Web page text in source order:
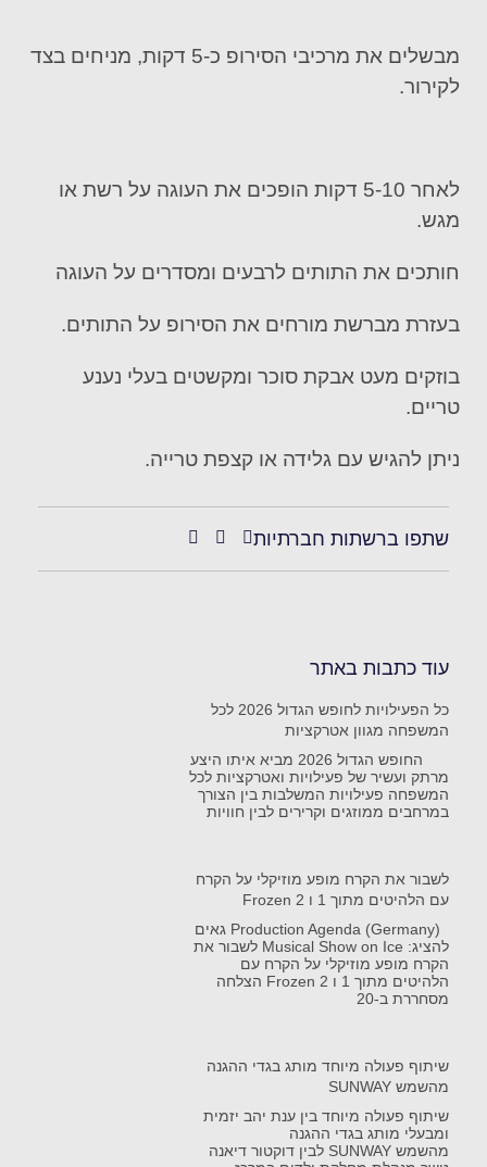
מבשלים את מרכיבי הסירופ כ-5 דקות, מניחים בצד
לקירור.
לאחר 5-10 דקות הופכים את העוגה על רשת או
מגש.
חותכים את התותים לרבעים ומסדרים על העוגה
בעזרת מברשת מורחים את הסירופ על התותים.
בוזקים מעט אבקת סוכר ומקשטים בעלי נענע
טריים.
ניתן להגיש עם גלידה או קצפת טרייה.
שתפו ברשתות חברתיות
עוד כתבות באתר
כל הפעילויות לחופש הגדול 2026 לכל
המשפחה מגוון אטרקציות
החופש הגדול 2026 מביא איתו היצע
מרתק ועשיר של פעילויות ואטרקציות לכל
המשפחה פעילויות המשלבות בין הצורך
במרחבים ממוזגים וקרירים לבין חוויות
לשבור את הקרח מופע מוזיקלי על הקרח
עם הלהיטים מתוך 1 ו Frozen 2
Production Agenda (Germany) גאים
להציג: Musical Show on Ice לשבור את
הקרח מופע מוזיקלי על הקרח עם
הלהיטים מתוך 1 ו Frozen 2 הצלחה
מסחררת ב-20
שיתוף פעולה מיוחד מותג בגדי ההגנה
מהשמש SUNWAY
שיתוף פעולה מיוחד בין ענת יהב יזמית
ומבעלי מותג בגדי ההגנה
מהשמש SUNWAY לבין דוקטור דיאנה